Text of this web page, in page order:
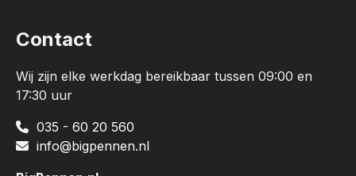
Contact
Wij zijn elke werkdag bereikbaar tussen 09:00 en
17:30 uur
035 - 60 20 560
info@bigpennen.nl